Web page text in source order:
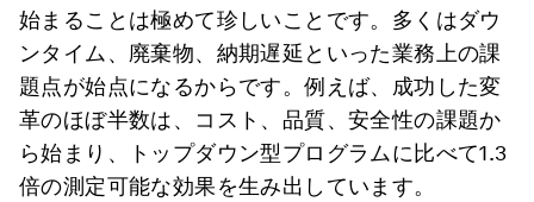
始まることは極めて珍しいことです。多くはダウ
ンタイム、廃棄物、納期遅延といった業務上の課
題点が始点になるからです。例えば、成功した変
革のほぼ半数は、コスト、品質、安全性の課題か
ら始まり、トップダウン型プログラムに比べて1.3
倍の測定可能な効果を生み出しています。